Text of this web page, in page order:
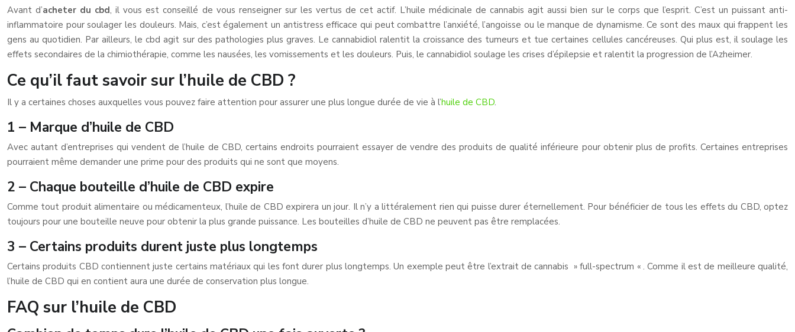
Avant d’acheter du cbd, il vous est conseillé de vous renseigner sur les vertus de cet actif. L’huile médicinale de cannabis agit aussi bien sur le corps que l’esprit. C’est un puissant anti-
inflammatoire pour soulager les douleurs. Mais, c’est également un antistress efficace qui peut combattre l’anxiété, l’angoisse ou le manque de dynamisme. Ce sont des maux qui frappent les
gens au quotidien. Par ailleurs, le cbd agit sur des pathologies plus graves. Le cannabidiol ralentit la croissance des tumeurs et tue certaines cellules cancéreuses. Qui plus est, il soulage les
effets secondaires de la chimiothérapie, comme les nausées, les vomissements et les douleurs. Puis, le cannabidiol soulage les crises d’épilepsie et ralentit la progression de l’Azheimer.
Ce qu’il faut savoir sur l’huile de CBD ?
Il y a certaines choses auxquelles vous pouvez faire attention pour assurer une plus longue durée de vie à l’huile de CBD.
1 – Marque d’huile de CBD
Avec autant d’entreprises qui vendent de l’huile de CBD, certains endroits pourraient essayer de vendre des produits de qualité inférieure pour obtenir plus de profits. Certaines entreprises
pourraient même demander une prime pour des produits qui ne sont que moyens.
2 – Chaque bouteille d’huile de CBD expire
Comme tout produit alimentaire ou médicamenteux, l’huile de CBD expirera un jour. Il n’y a littéralement rien qui puisse durer éternellement. Pour bénéficier de tous les effets du CBD, optez
toujours pour une bouteille neuve pour obtenir la plus grande puissance. Les bouteilles d’huile de CBD ne peuvent pas être remplacées.
3 – Certains produits durent juste plus longtemps
Certains produits CBD contiennent juste certains matériaux qui les font durer plus longtemps. Un exemple peut être l’extrait de cannabis » full-spectrum « . Comme il est de meilleure qualité,
l’huile de CBD qui en contient aura une durée de conservation plus longue.
FAQ sur l’huile de CBD